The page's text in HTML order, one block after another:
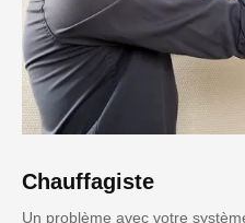
Chauffagiste
Un problème avec votre